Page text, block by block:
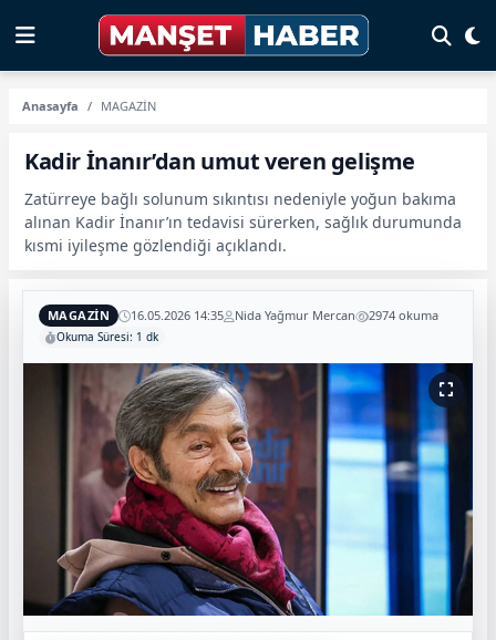
Anasayfa MAGAZİN
Kadir İnanır’dan umut veren gelişme
Zatürreye bağlı solunum sıkıntısı nedeniyle yoğun bakıma
alınan Kadir İnanır’ın tedavisi sürerken, sağlık durumunda
kısmi iyileşme gözlendiği açıklandı.
MAGAZİN 16.05.2026 14:35 Nida Yağmur Mercan 2974 okuma
Okuma Süresi: 1 dk